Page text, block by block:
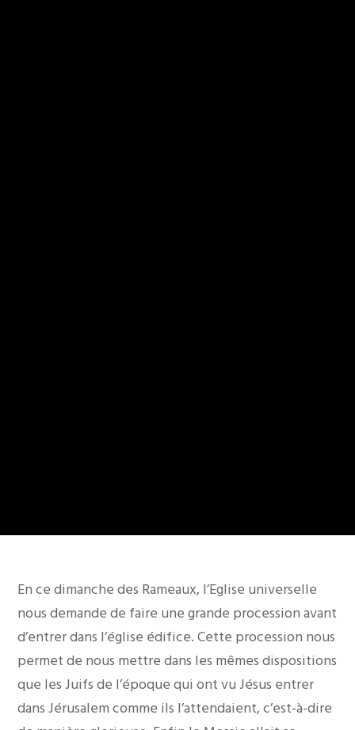
En ce dimanche des Rameaux, l’Eglise universelle
nous demande de faire une grande procession avant
d’entrer dans l’église édifice. Cette procession nous
permet de nous mettre dans les mêmes dispositions
que les Juifs de l’époque qui ont vu Jésus entrer
dans Jérusalem comme ils l’attendaient, c’est-à-dire